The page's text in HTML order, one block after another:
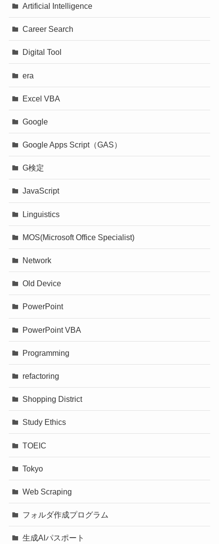
Artificial Intelligence
Career Search
Digital Tool
era
Excel VBA
Google
Google Apps Script（GAS）
G検定
JavaScript
Linguistics
MOS(Microsoft Office Specialist)
Network
Old Device
PowerPoint
PowerPoint VBA
Programming
refactoring
Shopping District
Study Ethics
TOEIC
Tokyo
Web Scraping
フォルダ作成プログラム
生成AIパスポート